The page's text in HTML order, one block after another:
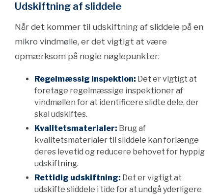
Udskiftning af sliddele
Når det kommer til udskiftning af sliddele på en
mikro vindmølle, er det vigtigt at være
opmærksom på nogle nøglepunkter:
Regelmæssig inspektion: Det er vigtigt at
foretage regelmæssige inspektioner af
vindmøllen for at identificere slidte dele, der
skal udskiftes.
Kvalitetsmaterialer: Brug af
kvalitetsmaterialer til sliddele kan forlænge
deres levetid og reducere behovet for hyppig
udskiftning.
Rettidig udskiftning: Det er vigtigt at
udskifte sliddele i tide for at undgå yderligere